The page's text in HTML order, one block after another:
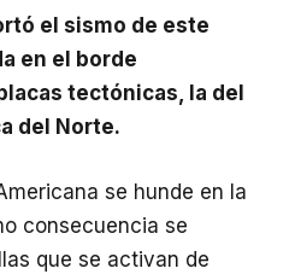
el sismo de este
en el borde
tectónicas, la del
del Norte.
se hunde en la
consecuencia se
que se activan de